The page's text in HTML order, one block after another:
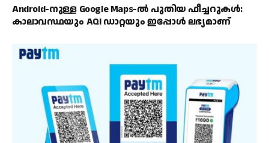
Android-നുള്ള Google Maps-ൽ പുതിയ ഫീച്ചറുകൾ:
കാലാവസ്ഥയും AQI ഡാറ്റയും ഇപ്പോൾ ലഭ്യമാണ്